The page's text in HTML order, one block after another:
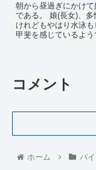
朝から昼過ぎにかけ
である。 娘(長女)、
けれどもやはり水泳
甲斐を感じているよ
コメント
ホーム パ